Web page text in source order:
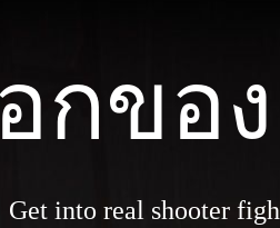
อก
Get into real shooter